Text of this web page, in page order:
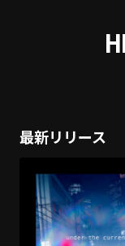
最新リリース